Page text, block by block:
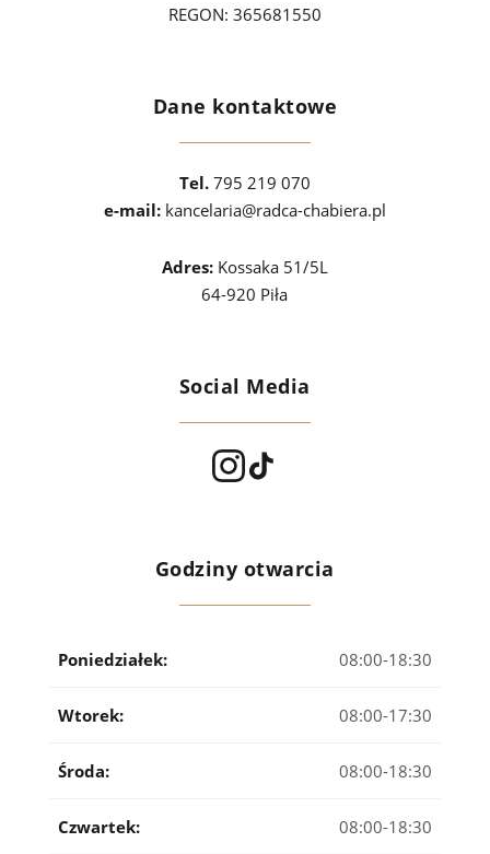
REGON: 365681550
Dane kontaktowe
Tel. 795 219 070
e-mail: kancelaria@radca-chabiera.pl
Adres:Kossaka 51/5L
64-920 Piła
Social Media
Godziny otwarcia
Poniedziałek: 08:00-18:30
Wtorek: 08:00-17:30
Środa: 08:00-18:30
Czwartek: 08:00-18:30